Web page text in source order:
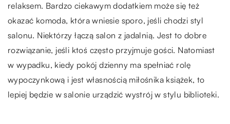
relaksem. Bardzo ciekawym dodatkiem może się też
okazać komoda, która wniesie sporo, jeśli chodzi styl
salonu. Niektórzy łączą salon z jadalnią. Jest to dobre
rozwiązanie, jeśli ktoś często przyjmuje gości. Natomiast
w wypadku, kiedy pokój dzienny ma spełniać rolę
wypoczynkową i jest własnością miłośnika książek, to
lepiej będzie w salonie urządzić wystrój w stylu biblioteki.